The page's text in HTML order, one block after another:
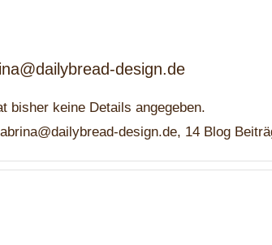
design.de
bisher keine Details angegeben.
design.de, 14 Blog